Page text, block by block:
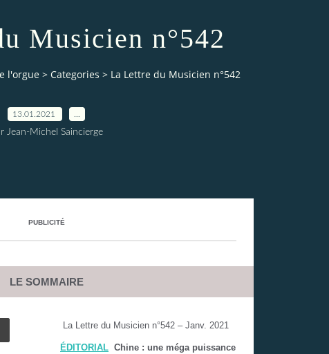
Musicien n°542
l'orgue > Categories > La Lettre du Musicien n°542
13.01.2021
Jean-Michel Saincierge
PUBLICITÉ
LE SOMMAIRE
La Lettre du Musicien n°542 – Janv. 2021
ÉDITORIAL Chine : une méga puissance